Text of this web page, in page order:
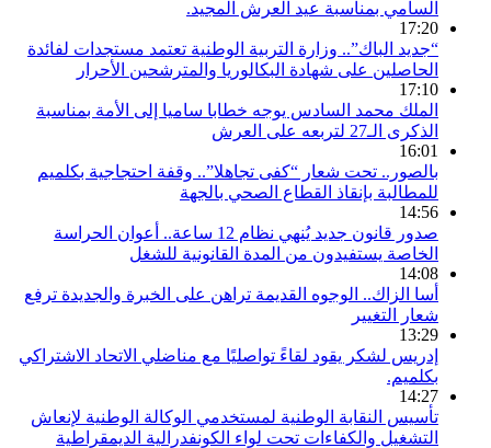
السامي بمناسبة عيد العرش المجيد.
17:20
“جديد الباك”.. وزارة التربية الوطنية تعتمد مستجدات لفائدة
الحاصلين على شهادة البكالوريا والمترشحين الأحرار
17:10
الملك محمد السادس يوجه خطابا ساميا إلى الأمة بمناسبة
الذكرى الـ27 لتربعه على العرش
16:01
بالصور.. تحت شعار “كفى تجاهلا”.. وقفة احتجاجية بكلميم
للمطالبة بإنقاذ القطاع الصحي بالجهة
14:56
صدور قانون جديد يُنهي نظام 12 ساعة.. أعوان الحراسة
الخاصة يستفيدون من المدة القانونية للشغل
14:08
أسا الزاك.. الوجوه القديمة تراهن على الخبرة والجديدة ترفع
شعار التغيير
13:29
إدريس لشكر يقود لقاءً تواصليًا مع مناضلي الاتحاد الاشتراكي
بكلميم.
14:27
تأسيس النقابة الوطنية لمستخدمي الوكالة الوطنية لإنعاش
التشغيل والكفاءات تحت لواء الكونفدرالية الديمقراطية